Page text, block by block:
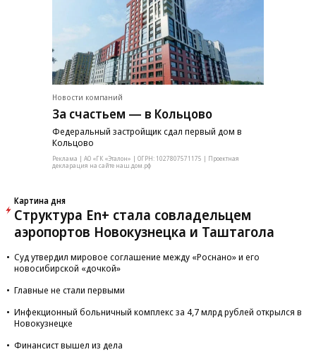
Новости компаний
За счастьем — в Кольцово
Федеральный застройщик сдал первый дом в
Кольцово
Реклама | АО «ГК «Эталон» | ОГРН: 1027807571175 | Проектная
декларация на сайте наш.дом.рф
Картина дня
Структура En+ стала совладельцем
аэропортов Новокузнецка и Таштагола
Суд утвердил мировое соглашение между «Роснано» и его
новосибирской «дочкой»
Главные не стали первыми
Инфекционный больничный комплекс за 4,7 млрд рублей открылся в
Новокузнецке
Финансист вышел из дела